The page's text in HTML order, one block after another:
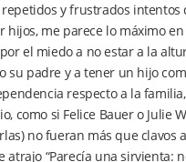
y frustrados intentos
me parece lo máximo
el miedo a no estar a la
padre y a tener un hijo
respecto a la
si Felice Bauer o Julie
no fueran más que clavos
“Parecía una